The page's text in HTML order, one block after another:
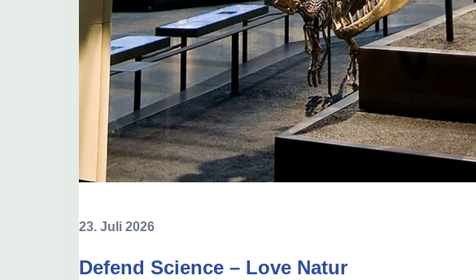
23. Juli 2026
Defend Science – Love Natur